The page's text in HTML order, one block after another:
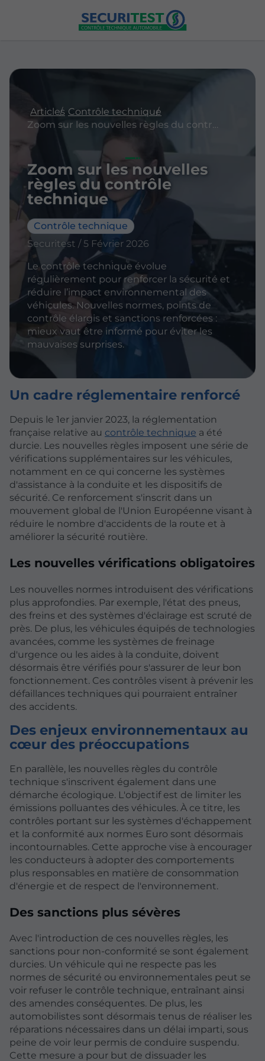
Articles Contrôle technique
Zoom sur les nouvelles règles du contrôle technique
Zoom sur les nouvelles
règles du contrôle
technique
Contrôle technique
Securitest / 5 Février 2026
Le contrôle technique évolue
régulièrement pour renforcer la sécurité et
réduire l’impact environnemental des
véhicules. Nouvelles normes, points de
contrôle élargis et sanctions renforcées :
mieux vaut être informé pour éviter les
mauvaises surprises.
Un cadre réglementaire renforcé
Depuis le 1er janvier 2023, la réglementation
française relative au contrôle technique a été
durcie. Les nouvelles règles imposent une série de
vérifications supplémentaires sur les véhicules,
notamment en ce qui concerne les systèmes
d'assistance à la conduite et les dispositifs de
sécurité. Ce renforcement s'inscrit dans un
mouvement global de l'Union Européenne visant à
réduire le nombre d'accidents de la route et à
améliorer la sécurité routière.
Les nouvelles vérifications obligatoires
Les nouvelles normes introduisent des vérifications
plus approfondies. Par exemple, l'état des pneus,
des freins et des systèmes d'éclairage est scruté de
près. De plus, les véhicules équipés de technologies
avancées, comme les systèmes de freinage
d'urgence ou les aides à la conduite, doivent
désormais être vérifiés pour s'assurer de leur bon
fonctionnement. Ces contrôles visent à prévenir les
défaillances techniques qui pourraient entraîner
des accidents.
Des enjeux environnementaux au
cœur des préoccupations
En parallèle, les nouvelles règles du contrôle
technique s'inscrivent également dans une
démarche écologique. L'objectif est de limiter les
émissions polluantes des véhicules. À ce titre, les
contrôles portant sur les systèmes d'échappement
et la conformité aux normes Euro sont désormais
incontournables. Cette approche vise à encourager
les conducteurs à adopter des comportements
plus responsables en matière de consommation
d'énergie et de respect de l'environnement.
Des sanctions plus sévères
Avec l'introduction de ces nouvelles règles, les
sanctions pour non-conformité se sont également
durcies. Un véhicule qui ne respecte pas les
normes de sécurité ou environnementales peut se
voir refuser le contrôle technique, entraînant ainsi
des amendes conséquentes. De plus, les
automobilistes sont désormais tenus de réaliser les
réparations nécessaires dans un délai imparti, sous
peine de voir leur permis de conduire suspendu.
Cette mesure a pour but de dissuader les